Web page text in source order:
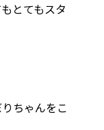
とてもスタ
ちゃんをこ